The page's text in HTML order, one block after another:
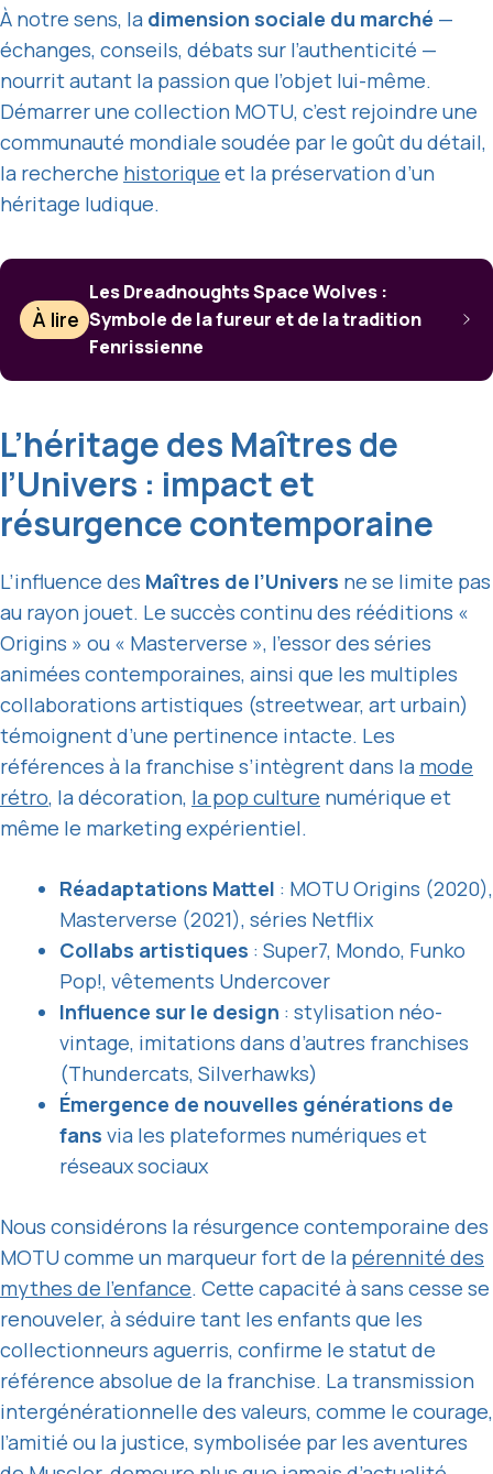
À notre sens, la dimension sociale du marché —
échanges, conseils, débats sur l’authenticité —
nourrit autant la passion que l’objet lui-même.
Démarrer une collection MOTU, c’est rejoindre une
communauté mondiale soudée par le goût du détail,
la recherche historique et la préservation d’un
héritage ludique.
À lire
Les Dreadnoughts Space Wolves :
Symbole de la fureur et de la tradition
Fenrissienne
L’héritage des Maîtres de
l’Univers : impact et
résurgence contemporaine
L’influence des Maîtres de l’Univers ne se limite pas
au rayon jouet. Le succès continu des rééditions «
Origins » ou « Masterverse », l’essor des séries
animées contemporaines, ainsi que les multiples
collaborations artistiques (streetwear, art urbain)
témoignent d’une pertinence intacte. Les
références à la franchise s’intègrent dans la mode
rétro, la décoration, la pop culture numérique et
même le marketing expérientiel.
Réadaptations Mattel : MOTU Origins (2020),
Masterverse (2021), séries Netflix
Collabs artistiques : Super7, Mondo, Funko
Pop!, vêtements Undercover
Influence sur le design : stylisation néo-
vintage, imitations dans d’autres franchises
(Thundercats, Silverhawks)
Émergence de nouvelles générations de
fans via les plateformes numériques et
réseaux sociaux
Nous considérons la résurgence contemporaine des
MOTU comme un marqueur fort de la pérennité des
mythes de l’enfance. Cette capacité à sans cesse se
renouveler, à séduire tant les enfants que les
collectionneurs aguerris, confirme le statut de
référence absolue de la franchise. La transmission
intergénérationnelle des valeurs, comme le courage,
l’amitié ou la justice, symbolisée par les aventures